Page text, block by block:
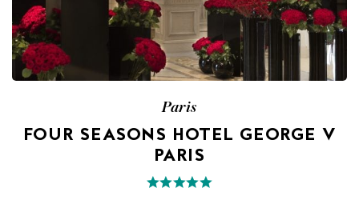
Paris
FOUR SEASONS HOTEL GEORGE V
PARIS